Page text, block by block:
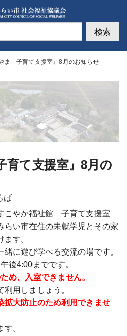
検索
やま 子育て支援室』8月のお知らせ
育て支援室』8月の
ば
こやか福祉館 子育て支援室
らい市在住の未就学児とその家
す。
に遊び学べる交流の場です。
後4:00までです。
め、入室できません。
用しましょう。
拡大防止のため利用できませ
。